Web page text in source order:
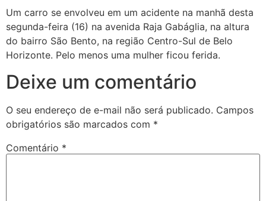
Um carro se envolveu em um acidente na manhã desta
segunda-feira (16) na avenida Raja Gabáglia, na altura
do bairro São Bento, na região Centro-Sul de Belo
Horizonte. Pelo menos uma mulher ficou ferida.
Deixe um comentário
O seu endereço de e-mail não será publicado. Campos
obrigatórios são marcados com *
Comentário *